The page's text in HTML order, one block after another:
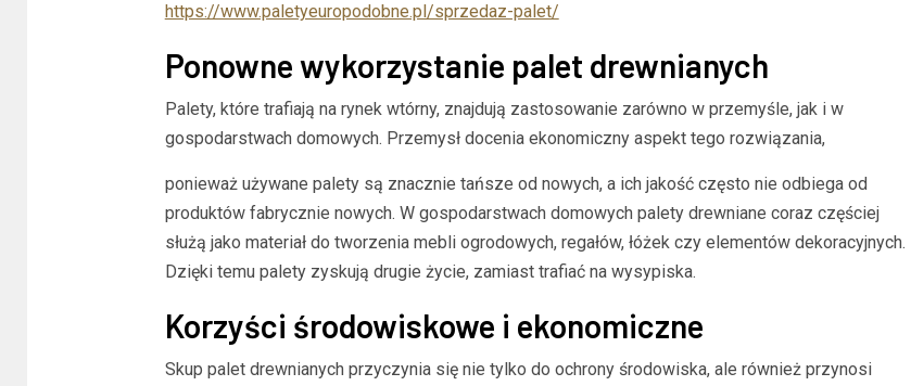
https://www.paletyeuropodobne.pl/sprzedaz-palet/
Ponowne wykorzystanie palet drewnianych
Palety, które trafiają na rynek wtórny, znajdują zastosowanie zarówno w przemyśle, jak i w
gospodarstwach domowych. Przemysł docenia ekonomiczny aspekt tego rozwiązania,
ponieważ używane palety są znacznie tańsze od nowych, a ich jakość często nie odbiega od
produktów fabrycznie nowych. W gospodarstwach domowych palety drewniane coraz częściej
służą jako materiał do tworzenia mebli ogrodowych, regałów, łóżek czy elementów dekoracyjnych.
Dzięki temu palety zyskują drugie życie, zamiast trafiać na wysypiska.
Korzyści środowiskowe i ekonomiczne
Skup palet drewnianych przyczynia się nie tylko do ochrony środowiska, ale również przynosi